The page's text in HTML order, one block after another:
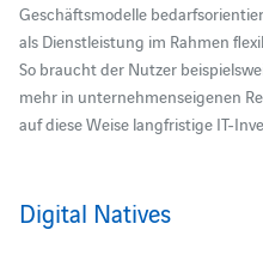
Geschäftsmodelle
als Dienstleistung im Rahmen
So braucht der Nutzer
mehr in unternehmenseigenen
auf diese Weise langfristige IT-
Digital Natives